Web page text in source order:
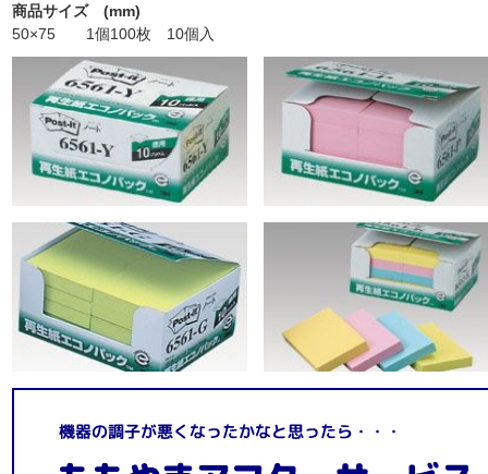
商品サイズ (mm)
50×75 1個100枚 10個入